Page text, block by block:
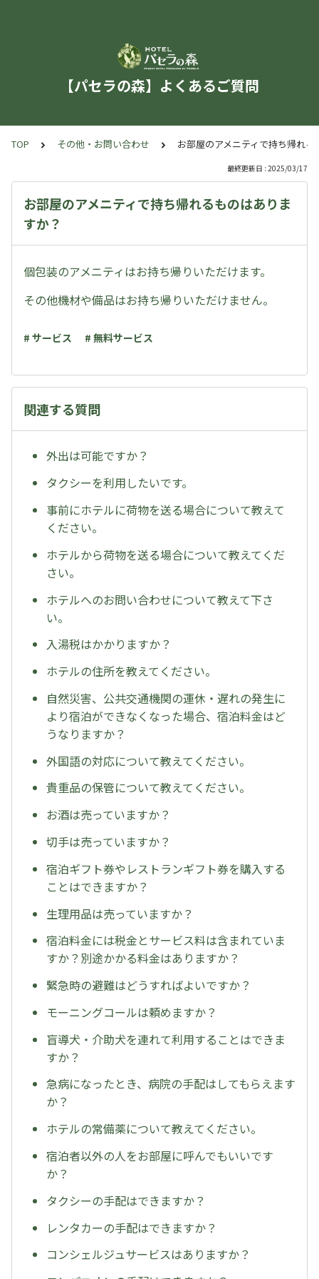
【パセラの森】よくあるご質問
TOP その他・お問い合わせ お部屋のアメニティで持ち帰れ
最終更新日 : 2025/03/17
お部屋のアメニティで持ち帰れるものはありま
すか？
個包装のアメニティはお持ち帰りいただけます。
その他機材や備品はお持ち帰りいただけません。
# サービス # 無料サービス
関連する質問
外出は可能ですか？
タクシーを利用したいです。
事前にホテルに荷物を送る場合について教えて
ください。
ホテルから荷物を送る場合について教えてくだ
さい。
ホテルへのお問い合わせについて教えて下さ
い。
入湯税はかかりますか？
ホテルの住所を教えてください。
自然災害、公共交通機関の運休・遅れの発生に
より宿泊ができなくなった場合、宿泊料金はど
うなりますか？
外国語の対応について教えてください。
貴重品の保管について教えてください。
お酒は売っていますか？
切手は売っていますか？
宿泊ギフト券やレストランギフト券を購入する
ことはできますか？
生理用品は売っていますか？
宿泊料金には税金とサービス料は含まれていま
すか？別途かかる料金はありますか？
緊急時の避難はどうすればよいですか？
モーニングコールは頼めますか？
盲導犬・介助犬を連れて利用することはできま
すか？
急病になったとき、病院の手配はしてもらえます
か？
ホテルの常備薬について教えてください。
宿泊者以外の人をお部屋に呼んでもいいです
か？
タクシーの手配はできますか？
レンタカーの手配はできますか？
コンシェルジュサービスはありますか？